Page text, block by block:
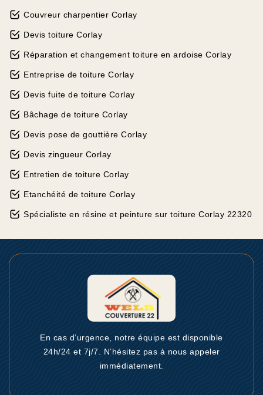
Couvreur charpentier Corlay
Devis toiture Corlay
Réparation et changement toiture en ardoise Corlay
Entreprise de toiture Corlay
Devis fuite de toiture Corlay
Bâchage de toiture Corlay
Devis pose de gouttière Corlay
Devis zingueur Corlay
Entretien de toiture Corlay
Etanchéité de toiture Corlay
Spécialiste en résine et peinture sur toiture Corlay 22320
En cas d’urgence, notre équipe est disponible
24h/24 et 7j/7. N’hésitez pas à nous appeler
immédiatement.